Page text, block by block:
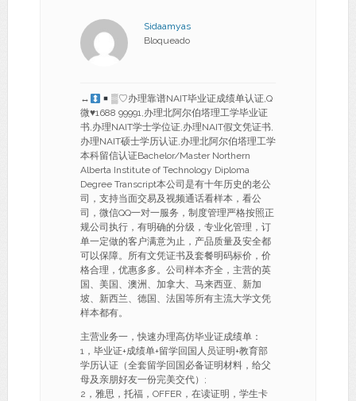
Sidaamyas
Bloqueado
↔
▒♡办理靠谱NAIT毕业证成绩单认证,Q
微♥1688 99991,办理北阿尔伯塔理工学毕业证
书,办理NAIT学士学位证,办理NAIT假文凭证书,
办理NAIT硕士学历认证,办理北阿尔伯塔理工学
本科留信认证Bachelor/Master Northern
Alberta Institute of Technology Diploma
Degree Transcript本公司是有十年历史的老公
司，支持当面交易及视频通话看样本，看公
司，微信QQ一对一服务，制度管理严格按照正
规公司执行，有明确的分级，专业化管理，订
单一定做的客户满意为止，产品质量及安全都
可以保障。所有文凭证书及套餐明码标价，价
格合理，优惠多多。公司样本齐全，主营的英
国、美国、澳洲、加拿大、马来西亚、新加
坡、新西兰、德国、法国等所有主流大学文凭
样本都有。
主营业务一，快速办理高仿毕业证成绩单：
1，毕业证+成绩单+留学回国人员证明+教育部
学历认证（全套留学回国必备证明材料，给父
母及亲朋好友一份完美交代）;
2，雅思，托福，OFFER，在读证明，学生卡